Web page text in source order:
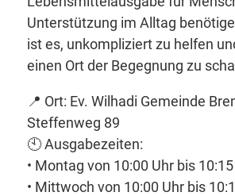
Unterstützung im Alltag
ist es, unkompliziert zu helfen
einen Ort der Begegnung zu
📍 Ort: Ev. Wilhadi Gemeinde
Steffenweg 89
🕙 Ausgabezeiten:
• Montag von 10:00 Uhr bis
• Mittwoch von 10:00 Uhr bis